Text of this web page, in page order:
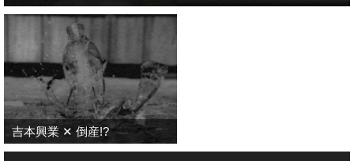
吉本興業 ✕ 倒産!?